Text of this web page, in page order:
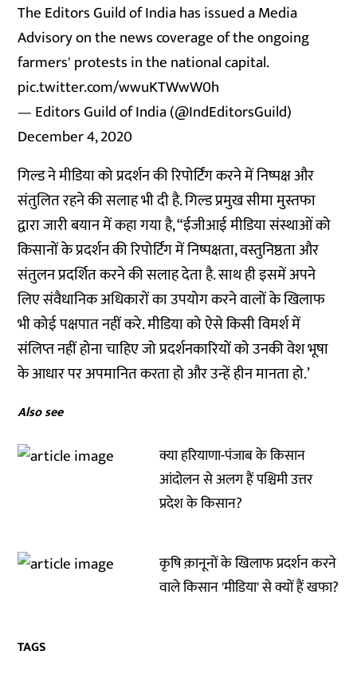
The Editors Guild of India has issued a Media
Advisory on the news coverage of the ongoing
farmers' protests in the national capital.
pic.twitter.com/wwuKTWwW0h
— Editors Guild of India (@IndEditorsGuild)
December 4, 2020
गिल्ड ने मीडिया को प्रदर्शन की रिपोर्टिंग करने में निष्पक्ष और
संतुलित रहने की सलाह भी दी है. गिल्ड प्रमुख सीमा मुस्तफा
द्वारा जारी बयान में कहा गया है, “ईजीआई मीडिया संस्थाओं को
किसानों के प्रदर्शन की रिपोर्टिंग में निष्पक्षता, वस्तुनिष्ठता और
संतुलन प्रदर्शित करने की सलाह देता है. साथ ही इसमें अपने
लिए संवैधानिक अधिकारों का उपयोग करने वालों के खिलाफ
भी कोई पक्षपात नहीं करे. मीडिया को ऐसे किसी विमर्श में
संलिप्त नहीं होना चाहिए जो प्रदर्शनकारियों को उनकी वेश भूषा
के आधार पर अपमानित करता हो और उन्हें हीन मानता हो.’
Also see
क्या हरियाणा-पंजाब के किसान
आंदोलन से अलग हैं पश्चिमी उत्तर
प्रदेश के किसान?
कृषि क़ानूनों के खिलाफ प्रदर्शन करने
वाले किसान 'मीडिया' से क्यों हैं खफा?
TAGS